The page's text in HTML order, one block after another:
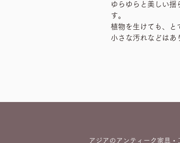
ゆらゆらと美しい揺
す。
植物を生けても、と
小さな汚れなどはあ
アジアのアンティーク家具・